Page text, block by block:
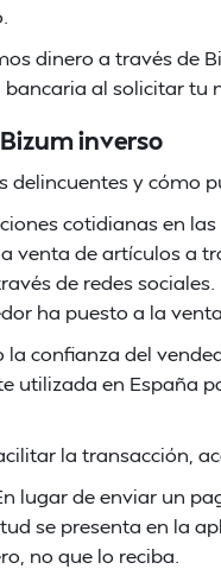
dinero a través de
al solicitar tu
inverso
y cómo
cotidianas en
venta de artículos a
de redes
ha puesto a la venta.
confianza del
utilizada en España
la transacción,
lugar de enviar un
se presenta en la
no que lo reciba.